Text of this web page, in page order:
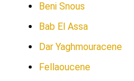
Beni Snous
Bab El Assa
Dar Yaghmouracene
Fellaoucene